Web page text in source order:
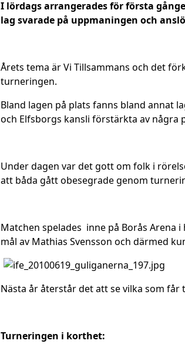
I lördags arrangerades för första
lag svarade på uppmaningen och
Årets tema är Vi Tillsammans och det
turneringen.
Bland lagen på plats fanns bland annat
och Elfsborgs kansli förstärkta av några
Under dagen var det gott om folk i
att båda gått obesegrade genom
Matchen spelades inne på Borås Arena
mål av Mathias Svensson och därmed
Nästa år återstår det att se vilka som får
Turneringen i korthet: